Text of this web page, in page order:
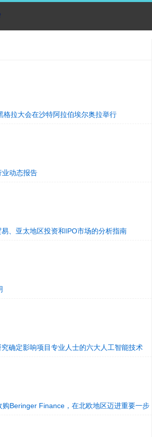
格拉大会在沙特阿拉伯埃尔奥拉举行
业动态报告
、亚太地区投资和IPO市场的分析指南
确定影响项目专业人士的六大人工智能技术
Beringer Finance，在北欧地区迈进重要一步